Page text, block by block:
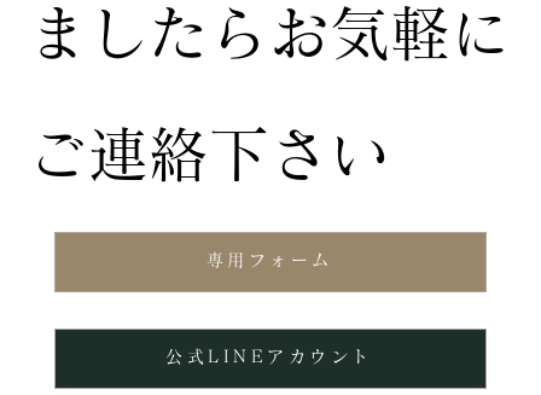
専用フォーム
公式LINEアカウント
ましたらお気軽に
ご連絡下さい